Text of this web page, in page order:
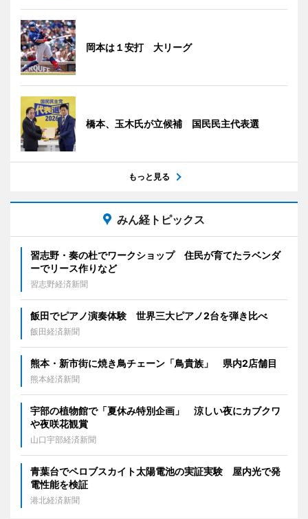
岡本は１安打 大リーグ
橋本、玉木氏が立候補 国民民主代表選
もっと見る
みん経トピックス
習志野・奏の杜でワークショップ 住民が育てたラベンダ
ーでリース作りなど
習志野経済新聞
飯田でピアノ演奏体験 世界三大ピアノ2台を弾き比べ
飯田経済新聞
熊本・新市街に焼き鳥チェーン「鳥貴族」 県内2店舗目
熊本経済新聞
宇部の植物館で「夏休み特別企画」 涼しい夜にカブクワ
や夜咲花観賞
山口宇部経済新聞
青葉台でペロブスカイト太陽電池の実証実験 屋内光で発
電性能を検証
港北経済新聞